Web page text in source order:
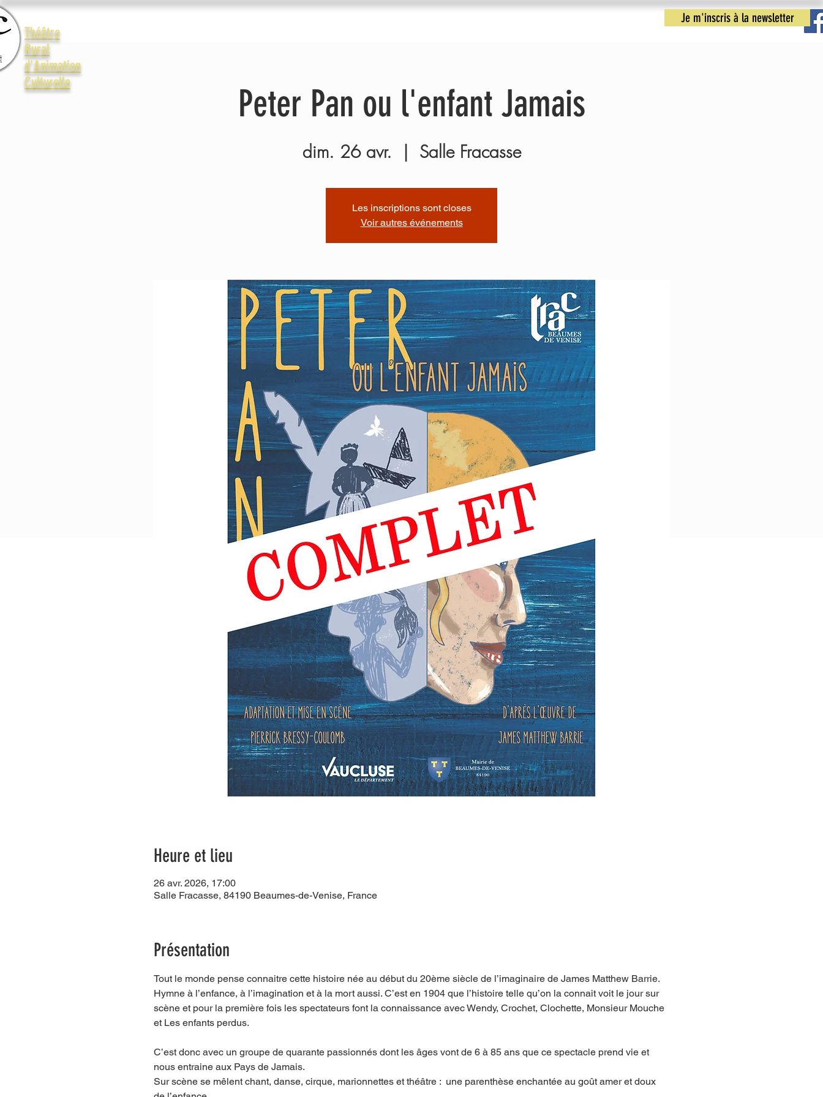
Je m'inscris à la newsletter
Nous contacter
Peter Pan ou l'enfant Jamais
dim. 26 avr.
  |
Salle Fracasse
Les inscriptions sont closes
Voir autres événements
Heure et lieu
26 avr. 2026, 17:00
Salle Fracasse, 84190 Beaumes-de-Venise, France
Présentation
Tout le monde pense connaitre cette histoire née au début du 20ème siècle de l’imaginaire de James Matthew Barrie.
Hymne à l’enfance, à l’imagination et à la mort aussi. C’est en 1904 que l’histoire telle qu’on la connait voit le jour sur
scène et pour la première fois les spectateurs font la connaissance avec Wendy, Crochet, Clochette, Monsieur Mouche
et Les enfants perdus.
C’est donc avec un groupe de quarante passionnés dont les âges vont de 6 à 85 ans que ce spectacle prend vie et
nous entraine aux Pays de Jamais.
Sur scène se mêlent chant, danse, cirque, marionnettes et théâtre :  une parenthèse enchantée au goût amer et doux
Théâtre
Rural
d'Animation
Culturelle